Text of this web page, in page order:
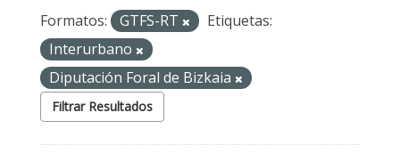
Formatos: GTFS-RT
Etiquetas:
Interurbano
Diputación Foral de Bizkaia
Filtrar Resultados